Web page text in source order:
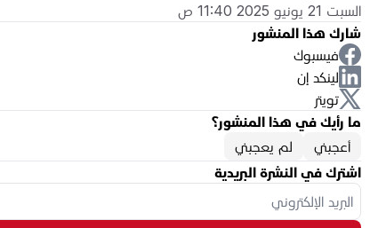
السبت 21 يونيو 2025 11:40 ص
شارك هذا المنشور
فيسبوك
لينكد إن
تويتر
ما رأيك في هذا المنشور؟
أعجبني
لم يعجبني
اشترك في النشرة البريدية